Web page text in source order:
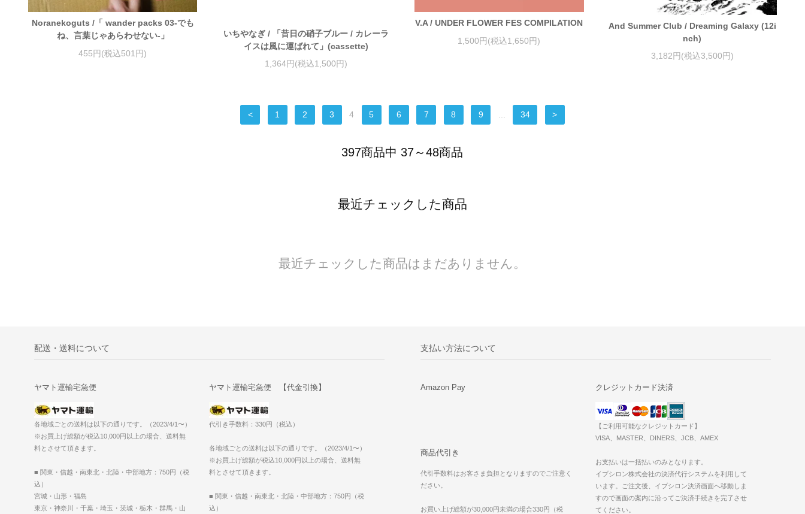
Noranekoguts /「 wander packs 03-でも
ね、言葉じゃあらわせない-」
455円(税込501円)
いちやなぎ / 「昔日の硝子ブルー / カレーラ
イスは風に運ばれて」(cassette)
1,364円(税込1,500円)
V.A / UNDER FLOWER FES COMPILATION
1,500円(税込1,650円)
And Summer Club / Dreaming Galaxy (12i
nch)
3,182円(税込3,500円)
< 1 2 3 4 5 6 7 8 9 ... 34 >
397商品中 37～48商品
最近チェックした商品
最近チェックした商品はまだありません。
配送・送料について
ヤマト運輸宅急便
各地域ごとの送料は以下の通りです。（2023/4/1〜）
※お買上げ総額が税込10,000円以上の場合、送料無
料とさせて頂きます。
■ 関東・信越・南東北・北陸・中部地方：750円（税
込）
宮城・山形・福島
東京・神奈川・千葉・埼玉・茨城・栃木・群馬・山
ヤマト運輸宅急便 【代金引換】
代引き手数料：330円（税込）
各地域ごとの送料は以下の通りです。（2023/4/1〜）
※お買上げ総額が税込10,000円以上の場合、送料無
料とさせて頂きます。
■ 関東・信越・南東北・北陸・中部地方：750円（税
込）
支払い方法について
Amazon Pay クレジットカード決済
【ご利用可能なクレジットカード】
VISA、MASTER、DINERS、JCB、AMEX
お支払いは一括払いのみとなります。
イプシロン株式会社の決済代行システムを利用して
います。ご注文後、イプシロン決済画面へ移動しま
すので画面の案内に沿ってご決済手続きを完了させ
てください。
商品代引き
代引手数料はお客さま負担となりますのでご注意く
ださい。
お買い上げ総額が30,000円未満の場合330円（税